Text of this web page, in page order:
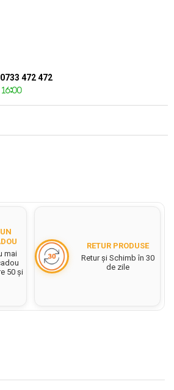
0733 472 472
mai
50 și
RETUR PRODUSE
Retur și Schimb în 30
de zile